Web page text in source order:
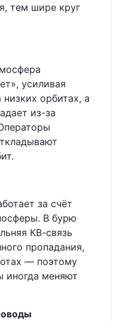
тем шире круг
усиливая
орбитах, а
из-за
за счёт
В бурю
КВ-связь
пропадания,
— поэтому
иногда меняют